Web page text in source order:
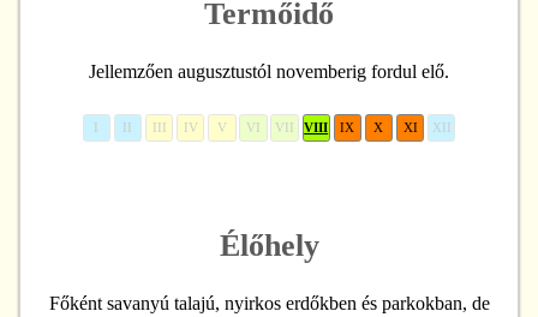
Termőidő
Jellemzően augusztustól novemberig fordul elő.
I II III IV V VI VII VIII IX X XI XII
Élőhely
Főként savanyú talajú, nyirkos erdőkben és parkokban, de